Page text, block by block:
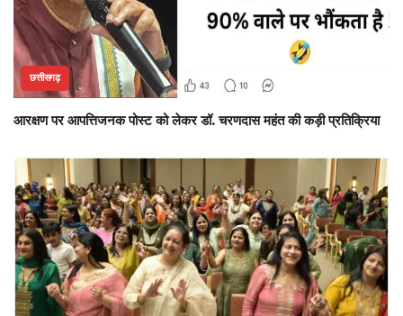
छत्तीसगढ़
आरक्षण पर आपत्तिजनक पोस्ट को लेकर डॉ. चरणदास महंत की कड़ी प्रतिक्रिया